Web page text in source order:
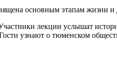
основным этапам жизни и
лекции услышат
узнают о тюменском